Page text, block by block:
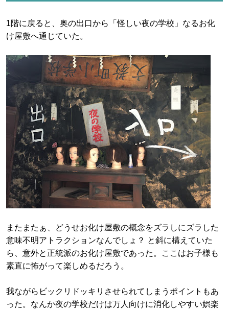
1階に戻ると、奥の出口から「怪しい夜の学校」なるお化
け屋敷へ通じていた。
またまたぁ、どうせお化け屋敷の概念をズラしにズラした
意味不明アトラクションなんでしょ？ と斜に構えていた
ら、意外と正統派のお化け屋敷であった。ここはお子様も
素直に怖がって楽しめるだろう。
我ながらビックリドッキリさせられてしまうポイントもあ
った。なんか夜の学校だけは万人向けに消化しやすい娯楽